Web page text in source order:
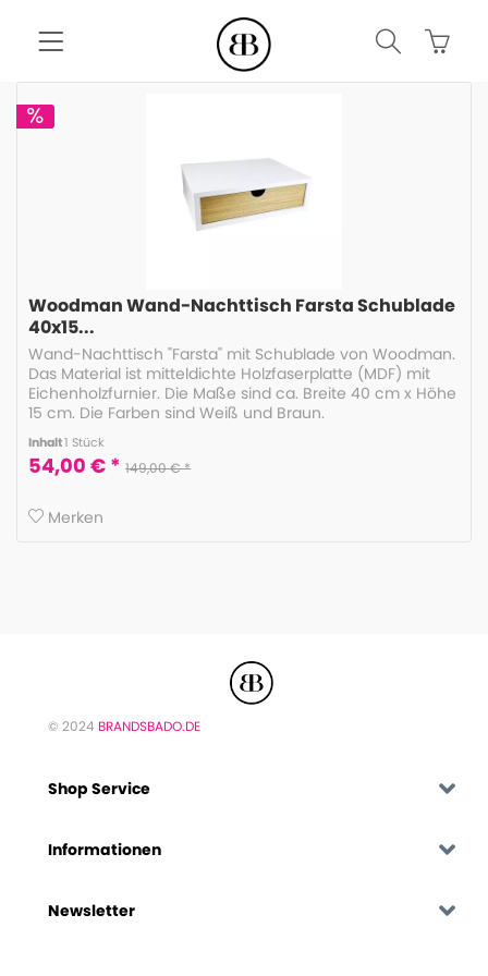
Woodman Wand-Nachttisch Farsta Schublade
40x15...
Wand-Nachttisch "Farsta" mit Schublade von Woodman.
Das Material ist mitteldichte Holzfaserplatte (MDF) mit
Eichenholzfurnier. Die Maße sind ca. Breite 40 cm x Höhe
15 cm. Die Farben sind Weiß und Braun.
Inhalt1 Stück
54,00 € * 149,00 € *
Merken
© 2024 BRANDSBADO.DE
Shop Service
Informationen
Newsletter